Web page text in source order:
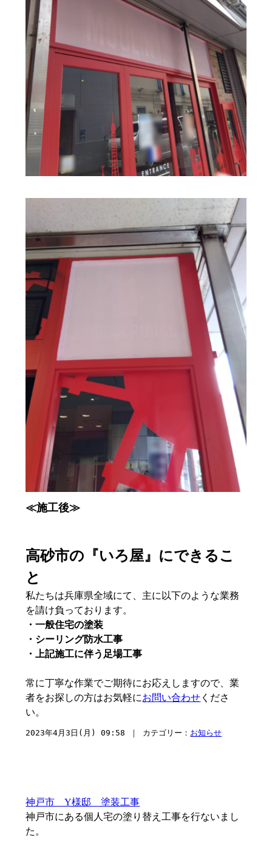
≪施工後≫
高砂市の『いろ屋』にできるこ
と
私たちは兵庫県全域にて、主に以下のような業務
を請け負っております。
・一般住宅の塗装
・シーリング防水工事
・上記施工に伴う足場工事
常に丁寧な作業でご期待にお応えしますので、業
者をお探しの方はお気軽にお問い合わせ くださ
い。
2023年4月3日(月) 09:58 ｜ カテゴリー： お知らせ
神戸市 Y様邸 塗装工事
神戸市にある個人宅の塗り替え工事を行ないまし
た。